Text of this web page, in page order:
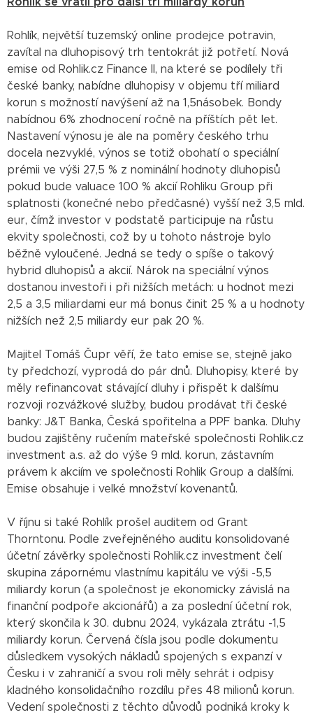
Rohlík, největší tuzemský online prodejce potravin,
zavítal na dluhopisový trh tentokrát již potřetí. Nová
emise od Rohlik.cz Finance II, na které se podílely tři
české banky, nabídne dluhopisy v objemu tří miliard
korun s možností navýšení až na 1,5násobek. Bondy
nabídnou 6% zhodnocení ročně na příštích pět let.
Nastavení výnosu je ale na poměry českého trhu
docela nezvyklé, výnos se totiž obohatí o speciální
prémii ve výši 27,5 % z nominální hodnoty dluhopisů
pokud bude valuace 100 % akcií Rohliku Group při
splatnosti (konečné nebo předčasné) vyšší než 3,5 mld.
eur, čímž investor v podstatě participuje na růstu
ekvity společnosti, což by u tohoto nástroje bylo
běžně vyloučené. Jedná se tedy o spíše o takový
hybrid dluhopisů a akcií. Nárok na speciální výnos
dostanou investoři i při nižších metách: u hodnot mezi
2,5 a 3,5 miliardami eur má bonus činit 25 % a u hodnoty
nižších než 2,5 miliardy eur pak 20 %.
Majitel Tomáš Čupr věří, že tato emise se, stejně jako
ty předchozí, vyprodá do pár dnů. Dluhopisy, které by
měly refinancovat stávající dluhy i přispět k dalšímu
rozvoji rozvážkové služby, budou prodávat tři české
banky: J&T Banka, Česká spořitelna a PPF banka. Dluhy
budou zajištěny ručením mateřské společnosti Rohlik.cz
investment a.s. až do výše 9 mld. korun, zástavním
právem k akciím ve společnosti Rohlik Group a dalšími.
Emise obsahuje i velké množství kovenantů.
V říjnu si také Rohlík prošel auditem od Grant
Thorntonu. Podle zveřejněného auditu konsolidované
účetní závěrky společnosti Rohlik.cz investment čelí
skupina zápornému vlastnímu kapitálu ve výši -5,5
miliardy korun (a společnost je ekonomicky závislá na
finanční podpoře akcionářů) a za poslední účetní rok,
který skončila k 30. dubnu 2024, vykázala ztrátu -1,5
miliardy korun. Červená čísla jsou podle dokumentu
důsledkem vysokých nákladů spojených s expanzí v
Česku i v zahraničí a svou roli měly sehrát i odpisy
kladného konsolidačního rozdílu přes 48 milionů korun.
Vedení společnosti z těchto důvodů podniká kroky k